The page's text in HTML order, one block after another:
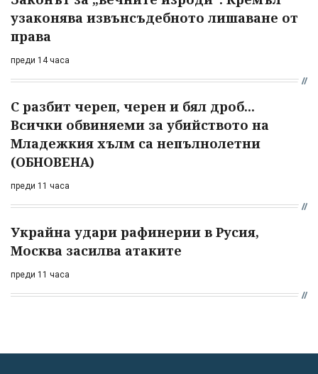
узаконява извънсъдебното лишаване от
права
преди 14 часа
С разбит череп, черен и бял дроб...
Всички обвиняеми за убийството на
Младежкия хълм са непълнолетни
(ОБНОВЕНА)
преди 11 часа
Украйна удари рафинерии в Русия,
Москва засилва атаките
преди 11 часа